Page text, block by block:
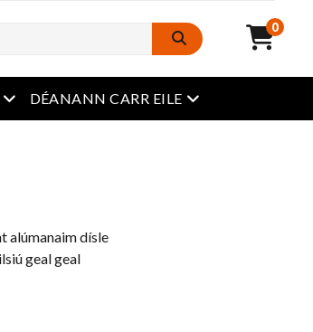
0
roghchlár oscailte
DÉANANN CARR EILE roghchlár oscailte
alúmanaim dísle
geal geal